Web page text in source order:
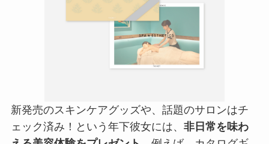
新発売のスキンケアグッズや、話題のサロンはチ
ェック済み！という年下彼女には、 非日常を味わ